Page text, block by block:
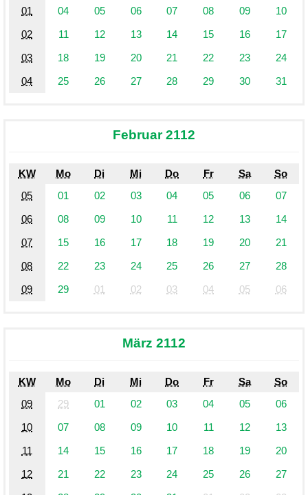
01
04 05 06 07 08 09
10
02
11 12 13 14 15 16
17
03
18 19 20 21 22 23
24
04
25 26 27 28 29 30 31
Februar 2112
KW Mo Di Mi Do Fr Sa
So
05
01 02 03 04 05 06
07
06
08 09 10 11 12 13
14
07
15 16 17 18 19 20
21
08
22 23 24 25 26 27
28
09
29 01 02 03 04 05 06
März 2112
KW Mo Di Mi Do Fr Sa
So
09
29 01 02 03 04 05
06
10
07 08 09 10 11 12
13
11
14 15 16 17 18 19
20
12
21 22 23 24 25 26
27